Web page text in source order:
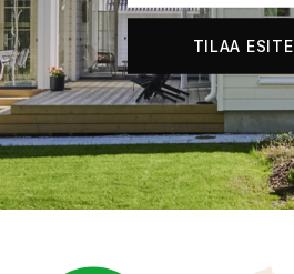
TILAA ESITE